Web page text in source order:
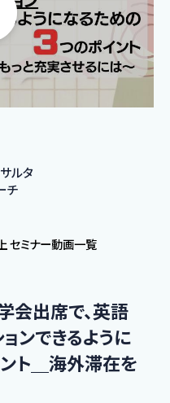
会出席で、英語
ンできるように
ト＿海外滞在を
ルタ
チ
セミナー動画一覧